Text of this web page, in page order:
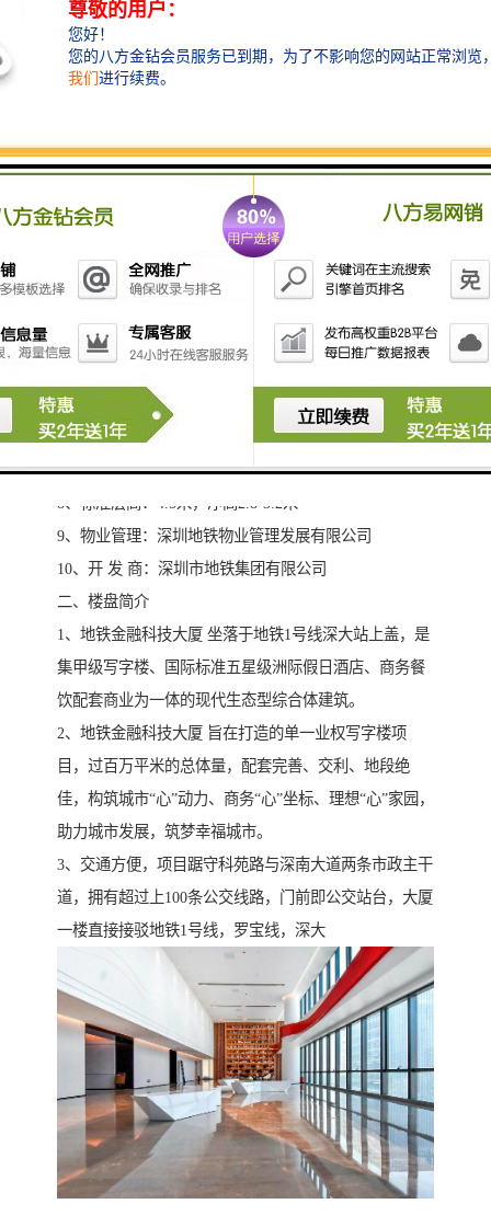
甲级写字楼、国际标准五星级洲际假日酒店、商务餐饮
配套商业为一体的现代生态型综合体建筑。
一、楼盘参数
2、建筑面积：97760平方（办公42690平，酒店38000
平，商业8260平，配套8810平）
3、建筑高度：248.9米
5、标 准 层：2050平米
层为大堂，2层车库，3-5层为商业，6层酒店宴会会议，
政配套，47层酒店康乐，48层酒店大堂，49层为酒店餐
饮，50层空中吧，51层为酒店设备）
7、容 积 率：10
8、标准层高：4.5米，净高2.8-3.2米
9、物业管理：深圳地铁物业管理发展有限公司
10、开 发 商：深圳市地铁集团有限公司
二、楼盘简介
1、地铁金融科技大厦 坐落于地铁1号线深大站上盖，是
集甲级写字楼、国际标准五星级洲际假日酒店、商务餐
饮配套商业为一体的现代生态型综合体建筑。
2、地铁金融科技大厦 旨在打造的单一业权写字楼项
目，过百万平米的总体量，配套完善、交利、地段绝
佳，构筑城市“心”动力、商务“心”坐标、理想“心”家园，
助力城市发展，筑梦幸福城市。
3、交通方便，项目踞守科苑路与深南大道两条市政主干
道，拥有超过上100条公交线路，门前即公交站台，大厦
一楼直接接驳地铁1号线，罗宝线，深大